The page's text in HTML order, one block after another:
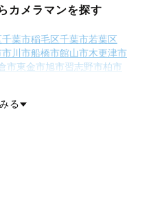
カメラマンを探す
千葉市稲毛区千葉市若葉区
市川市船橋市館山市木更津市
市東金市旭市習志野市柏市
大網白里市
る